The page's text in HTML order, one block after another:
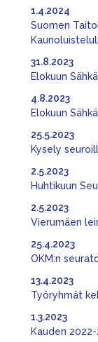
Suomen
1.4.2024
Elokuun
31.8.2023
Elokuun
4.8.2023
Kysely
25.5.2023
Huhtikuun
2.5.2023
Vierumäen
2.5.2023
OKM:n
25.4.2023
Työryhmät
13.4.2023
Kauden
1.3.2023